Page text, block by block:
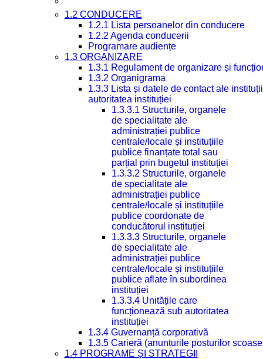
1.2 CONDUCERE
1.2.1 Lista persoanelor din conducere
1.2.2 Agenda conducerii
Programare audiențe
1.3 ORGANIZARE
1.3.1 Regulament de organizare și
1.3.2 Organigrama
1.3.3 Lista și datele de contact ale
autoritatea instituției
1.3.3.1 Structurile, organele
de specialitate ale
administrației publice
centrale/locale și instituțiile
publice finanțate total sau
parțial prin bugetul instituției
1.3.3.2 Structurile, organele
de specialitate ale
administrației publice
centrale/locale și instituțiile
publice coordonate de
conducătorul instituției
1.3.3.3 Structurile, organele
de specialitate ale
administrației publice
centrale/locale și instituțiile
publice aflate în subordinea
instituției
1.3.3.4 Unitățile care
funcționează sub autoritatea
instituției
1.3.4 Guvernanță corporativă
1.3.5 Carieră (anunțurile posturilor
1.4 PROGRAME ȘI STRATEGII